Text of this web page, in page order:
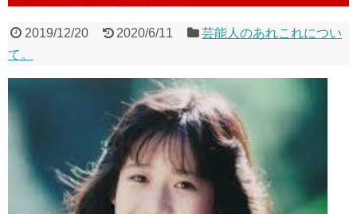
2019/12/20 2020/6/11
芸能人のあれこれについ
て。